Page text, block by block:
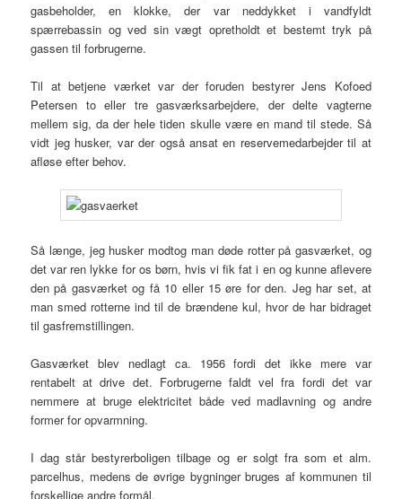
gasbeholder, en klokke, der var neddykket i vandfyldt
spærrebassin og ved sin vægt opretholdt et bestemt tryk på
gassen til forbrugerne.
Til at betjene værket var der foruden bestyrer Jens Kofoed
Petersen to eller tre gasværksarbejdere, der delte vagterne
mellem sig, da der hele tiden skulle være en mand til stede. Så
vidt jeg husker, var der også ansat en reservemedarbejder til at
afløse efter behov.
Så længe, jeg husker modtog man døde rotter på gasværket, og
det var ren lykke for os børn, hvis vi fik fat i en og kunne aflevere
den på gasværket og få 10 eller 15 øre for den. Jeg har set, at
man smed rotterne ind til de brændene kul, hvor de har bidraget
til gasfremstillingen.
Gasværket blev nedlagt ca. 1956 fordi det ikke mere var
rentabelt at drive det. Forbrugerne faldt vel fra fordi det var
nemmere at bruge elektricitet både ved madlavning og andre
former for opvarmning.
I dag står bestyrerboligen tilbage og er solgt fra som et alm.
parcelhus, medens de øvrige bygninger bruges af kommunen til
forskellige andre formål.